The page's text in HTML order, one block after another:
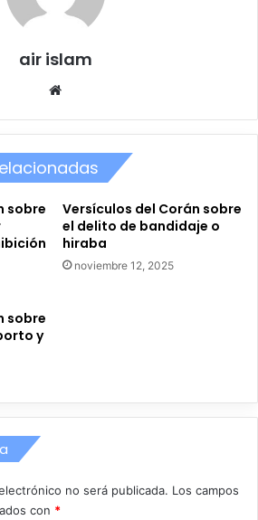
air islam
sobre
Versículos del Corán sobre
el delito de bandidaje o
hiraba
noviembre 12, 2025
sobre
y
no será publicada. Los campos
con *